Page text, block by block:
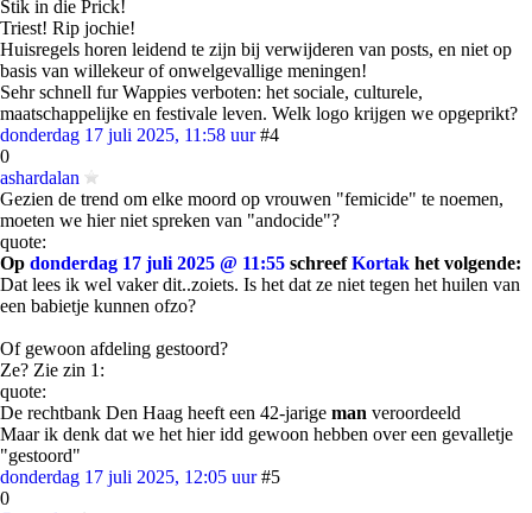
Stik in die Prick!
Triest! Rip jochie!
Huisregels horen leidend te zijn bij verwijderen van posts, en niet op
basis van willekeur of onwelgevallige meningen!
Sehr schnell fur Wappies verboten: het sociale, culturele,
maatschappelijke en festivale leven. Welk logo krijgen we opgeprikt?
donderdag 17 juli 2025, 11:58 uur #4
0
ashardalan
Gezien de trend om elke moord op vrouwen "femicide" te noemen,
moeten we hier niet spreken van "andocide"?
quote:
Op donderdag 17 juli 2025 @ 11:55 schreefKortak het volgende:
Dat lees ik wel vaker dit..zoiets. Is het dat ze niet tegen het huilen van
een babietje kunnen ofzo?
Of gewoon afdeling gestoord?
Ze? Zie zin 1:
quote:
De rechtbank Den Haag heeft een 42-jarige man veroordeeld
Maar ik denk dat we het hier idd gewoon hebben over een gevalletje
"gestoord"
donderdag 17 juli 2025, 12:05 uur #5
0